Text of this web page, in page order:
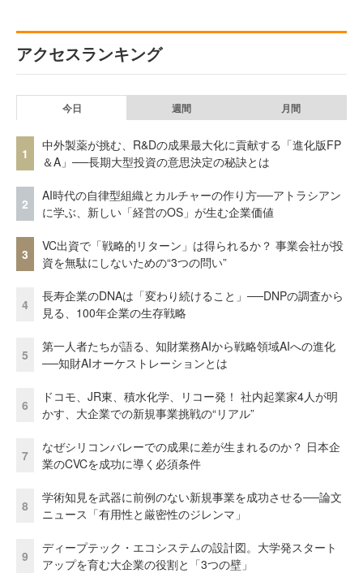
アクセスランキング
今日 週間 月間
1
中外製薬が挑む、R&Dの成果最大化に貢献する「進化版FP
＆A」──長期大型投資の意思決定の秘訣とは
2
AI時代の自律型組織とカルチャーの作り方──アトラシアン
に学ぶ、新しい「経営のOS」が生む企業価値
3
VC出資で「戦略的リターン」は得られるか？ 事業会社が投
資を無駄にしないための“3つの問い”
4
長寿企業のDNAは「変わり続けること」──DNPの調査から
見る、100年企業の生存戦略
5
第一人者たちが語る、知財業務AIから戦略領域AIへの進化
──知財AIオーケストレーションとは
6
ドコモ、JR東、積水化学、リコー発！ 社内起業家4人が明
かす、大企業での新規事業挑戦の“リアル”
7
なぜシリコンバレーでの成果に差が生まれるのか？ 日本企
業のCVCを成功に導く必須条件
8
学術知見を武器に前例のない新規事業を成功させる──論文
ニュース「有用性と厳密性のジレンマ」
9
ディープテック・エコシステムの設計図。大学発スタート
アップを育む大企業の役割と「3つの壁」